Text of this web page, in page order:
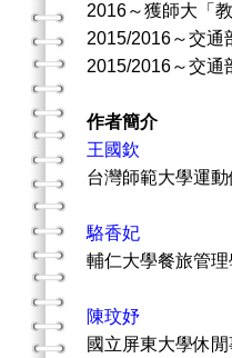
2016～獲師大「
2015/2016～交通
2015/2016～交通
作者簡介
王國欽
台灣師範大學運
駱香妃
輔仁大學餐旅管
陳玟妤
國立屏東大學休